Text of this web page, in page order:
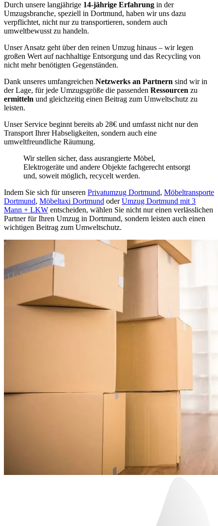
Durch unsere langjährige 14-jährige Erfahrung in der
Umzugsbranche, speziell in Dortmund, haben wir uns dazu
verpflichtet, nicht nur zu transportieren, sondern auch
umweltbewusst zu handeln.
Unser Ansatz geht über den reinen Umzug hinaus – wir legen
großen Wert auf nachhaltige Entsorgung und das Recycling von
nicht mehr benötigten Gegenständen.
Dank unseres umfangreichen Netzwerks an Partnern sind wir in
der Lage, für jede Umzugsgröße die passenden Ressourcen zu
ermitteln und gleichzeitig einen Beitrag zum Umweltschutz zu
leisten.
Unser Service beginnt bereits ab 28€ und umfasst nicht nur den
Transport Ihrer Habseligkeiten, sondern auch eine
umweltfreundliche Räumung.
Wir stellen sicher, dass ausrangierte Möbel,
Elektrogeräte und andere Objekte fachgerecht entsorgt
und, soweit möglich, recycelt werden.
Indem Sie sich für unseren Privatumzug Dortmund, Möbeltransporte
Dortmund, Möbeltaxi Dortmund oderUmzug Dortmund mit 3
Mann + LKW entscheiden, wählen Sie nicht nur einen verlässlichen
Partner für Ihren Umzug in Dortmund, sondern leisten auch einen
wichtigen Beitrag zum Umweltschutz.